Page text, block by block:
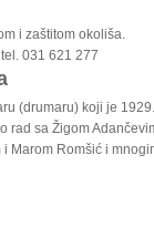
i zaštitom okoliša.
031 621 277
(drumaru) koji je
rad sa Žigom
Marom Romšić i